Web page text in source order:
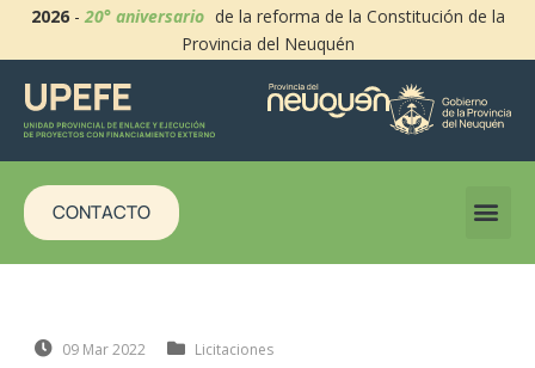
2026-20° aniversario de la reforma de la Constitución de la
Provincia del Neuquén
CONTACTO
09 Mar 2022 Licitaciones